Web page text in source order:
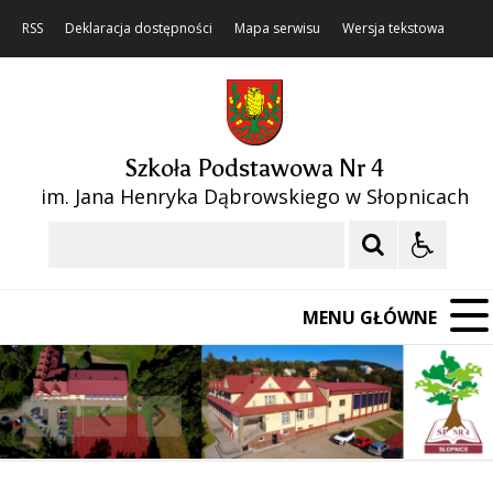
RSS Deklaracja dostępności Mapa serwisu Wersja tekstowa
Szkoła Podstawowa Nr 4
im. Jana Henryka Dąbrowskiego w Słopnicach
MENU GŁÓWNE
Poprzedni Element
Następny Element
❚❚